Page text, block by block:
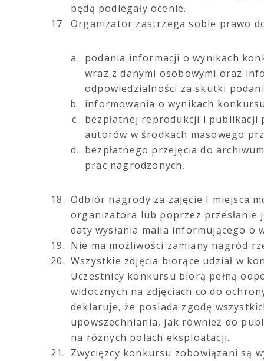
będą podlegały ocenie.
Organizator zastrzega sobie prawo
podania informacji o wynikach
wraz z danymi osobowymi oraz
odpowiedzialności za skutki
informowania o wynikach
bezpłatnej reprodukcji i publikacji
autorów w środkach masowego
bezpłatnego przejęcia do
prac nagrodzonych,
Odbiór nagrody za zajęcie I miejsca
organizatora lub poprzez przesłanie
daty wysłania maila informującego o
Nie ma możliwości zamiany nagród
Wszystkie zdjęcia biorące udział w
Uczestnicy konkursu biorą pełną
widocznych na zdjęciach co do
deklaruje, że posiada zgodę
upowszechniania, jak również do
na różnych polach eksploatacji.
Zwycięzcy konkursu zobowiązani są